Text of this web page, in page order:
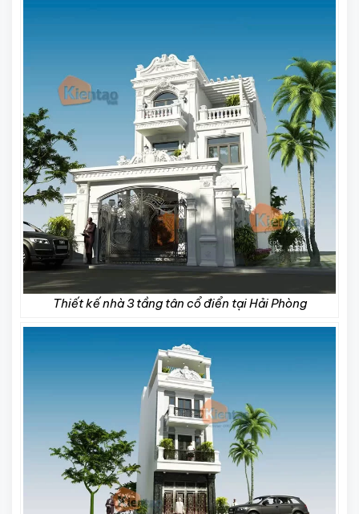
Thiết kế nhà 3 tầng tân cổ điển tại Hải Phòng